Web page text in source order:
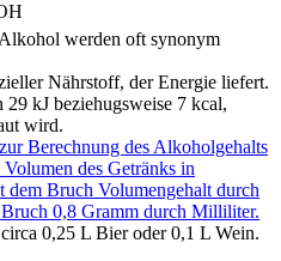
werden oft synonym
Nährstoff, der Energie liefert.
kJ beziehugsweise 7 kcal,
wird.
0,25 L Bier oder 0,1 L Wein.